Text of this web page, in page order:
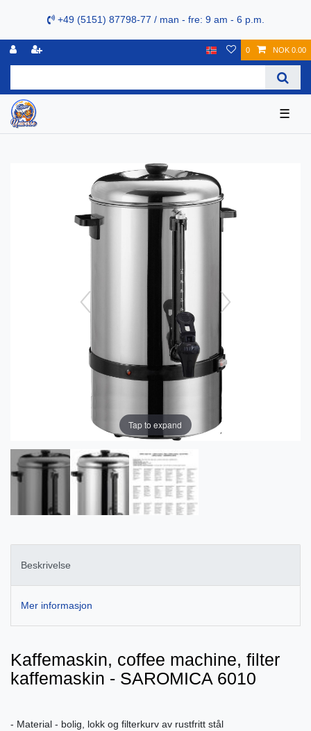
+49 (5151) 87798-77 / man - fre: 9 am - 6 p.m.
0 NOK 0.00
☰
Tap to expand
Beskrivelse
Mer informasjon
Kaffemaskin, coffee machine, filter
kaffemaskin - SAROMICA 6010
- Material - bolig, lokk og filterkurv av rustfritt stål